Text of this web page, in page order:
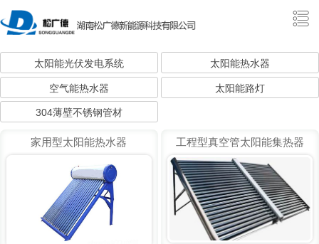
太阳能光伏发电系统 太阳能热水器
空气能热水器 太阳能路灯
304薄壁不锈钢管材
家用型太阳能热水器 工程型真空管太阳能集热器